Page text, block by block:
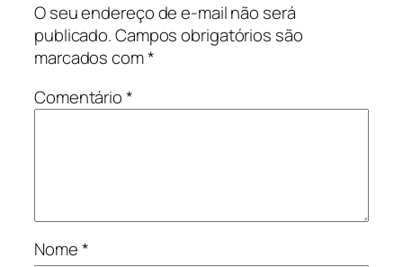
O seu endereço de e-mail não será
publicado.Campos obrigatórios são
marcados com*
Comentário*
Nome*